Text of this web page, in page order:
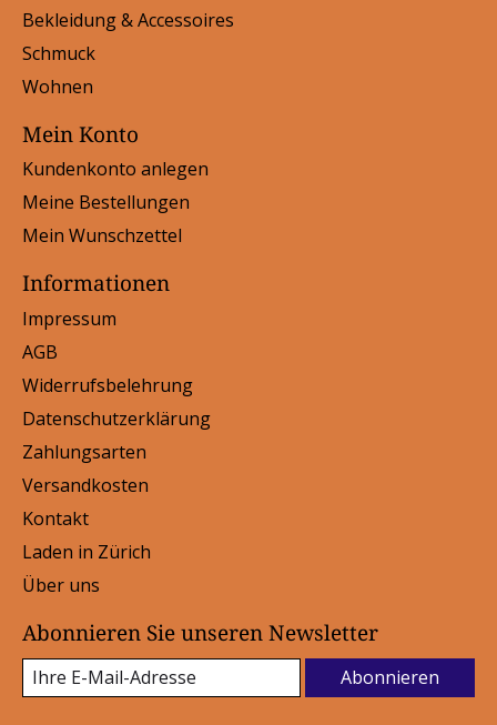
Bekleidung & Accessoires
Schmuck
Wohnen
Mein Konto
Kundenkonto anlegen
Meine Bestellungen
Mein Wunschzettel
Informationen
Impressum
AGB
Widerrufsbelehrung
Datenschutzerklärung
Zahlungsarten
Versandkosten
Kontakt
Laden in Zürich
Über uns
Abonnieren Sie unseren Newsletter
Abonnieren